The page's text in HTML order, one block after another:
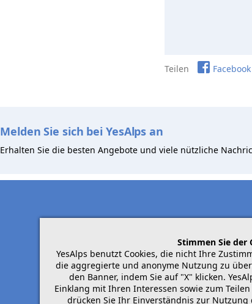
Teilen Facebook
Melden Sie sich bei YesAlps an
Erhalten Sie die besten Angebote und viele nützliche
mobile
Stimmen Sie der
YesAlps benutzt Cookies, die nicht Ihre
die aggregierte und anonyme Nutzung zu
den Banner, indem Sie auf "X" klicken.
Einklang mit Ihren Interessen sowie zum
drücken Sie Ihr Einverständnis zur